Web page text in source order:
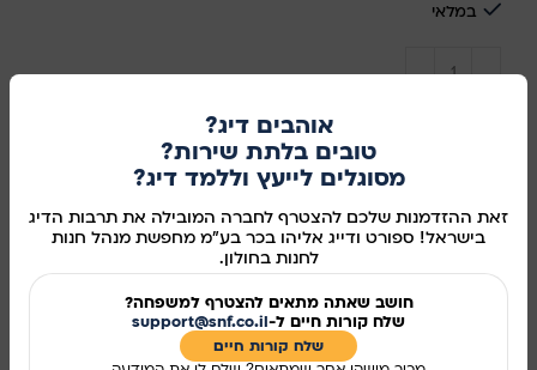
אוהבים דיג?
טובים בלתת שירות?
מסוגלים לייעץ וללמד דיג?
זאת ההזדמנות שלכם להצטרף לחברה המובילה את תרבות הדיג
בישראל! ספורט ודייג אליהו בכר בע"מ מחפשת מנהל חנות
לחנות בחולון.
חושב שאתה מתאים להצטרף למשפחה?
שלח קורות חיים ל-support@snf.co.il
שלח קורות חיים​
במלאי
הוספה לסל
קנו עכשיו
שיתוף ברשתות החברתיות:
מוצרים קשורים